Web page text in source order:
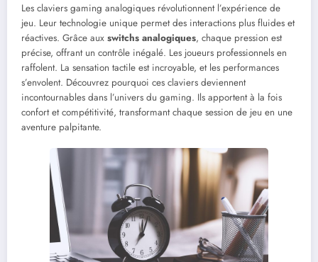
Les claviers gaming analogiques révolutionnent l’expérience de
jeu. Leur technologie unique permet des interactions plus fluides et
réactives. Grâce aux switchs analogiques, chaque pression est
précise, offrant un contrôle inégalé. Les joueurs professionnels en
raffolent. La sensation tactile est incroyable, et les performances
s’envolent. Découvrez pourquoi ces claviers deviennent
incontournables dans l’univers du gaming. Ils apportent à la fois
confort et compétitivité, transformant chaque session de jeu en une
aventure palpitante.